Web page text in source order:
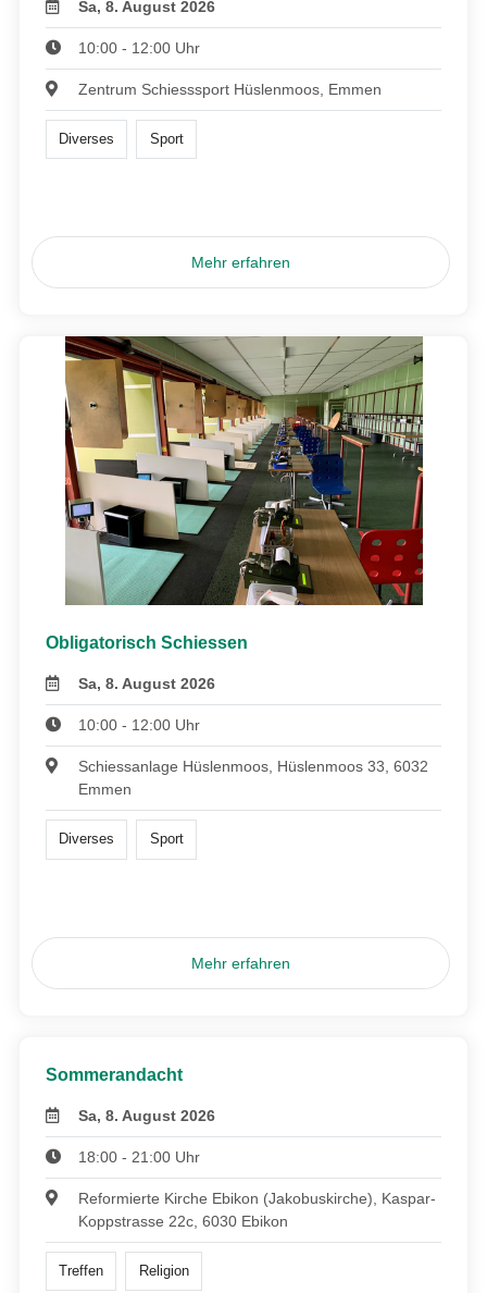
Sa, 8. August 2026
10:00 - 12:00 Uhr
Zentrum Schiesssport Hüslenmoos, Emmen
Diverses Sport
Mehr erfahren
Obligatorisch Schiessen
Sa, 8. August 2026
10:00 - 12:00 Uhr
Schiessanlage Hüslenmoos, Hüslenmoos 33, 6032
Emmen
Diverses Sport
Mehr erfahren
Sommerandacht
Sa, 8. August 2026
18:00 - 21:00 Uhr
Reformierte Kirche Ebikon (Jakobuskirche), Kaspar-
Koppstrasse 22c, 6030 Ebikon
Treffen Religion